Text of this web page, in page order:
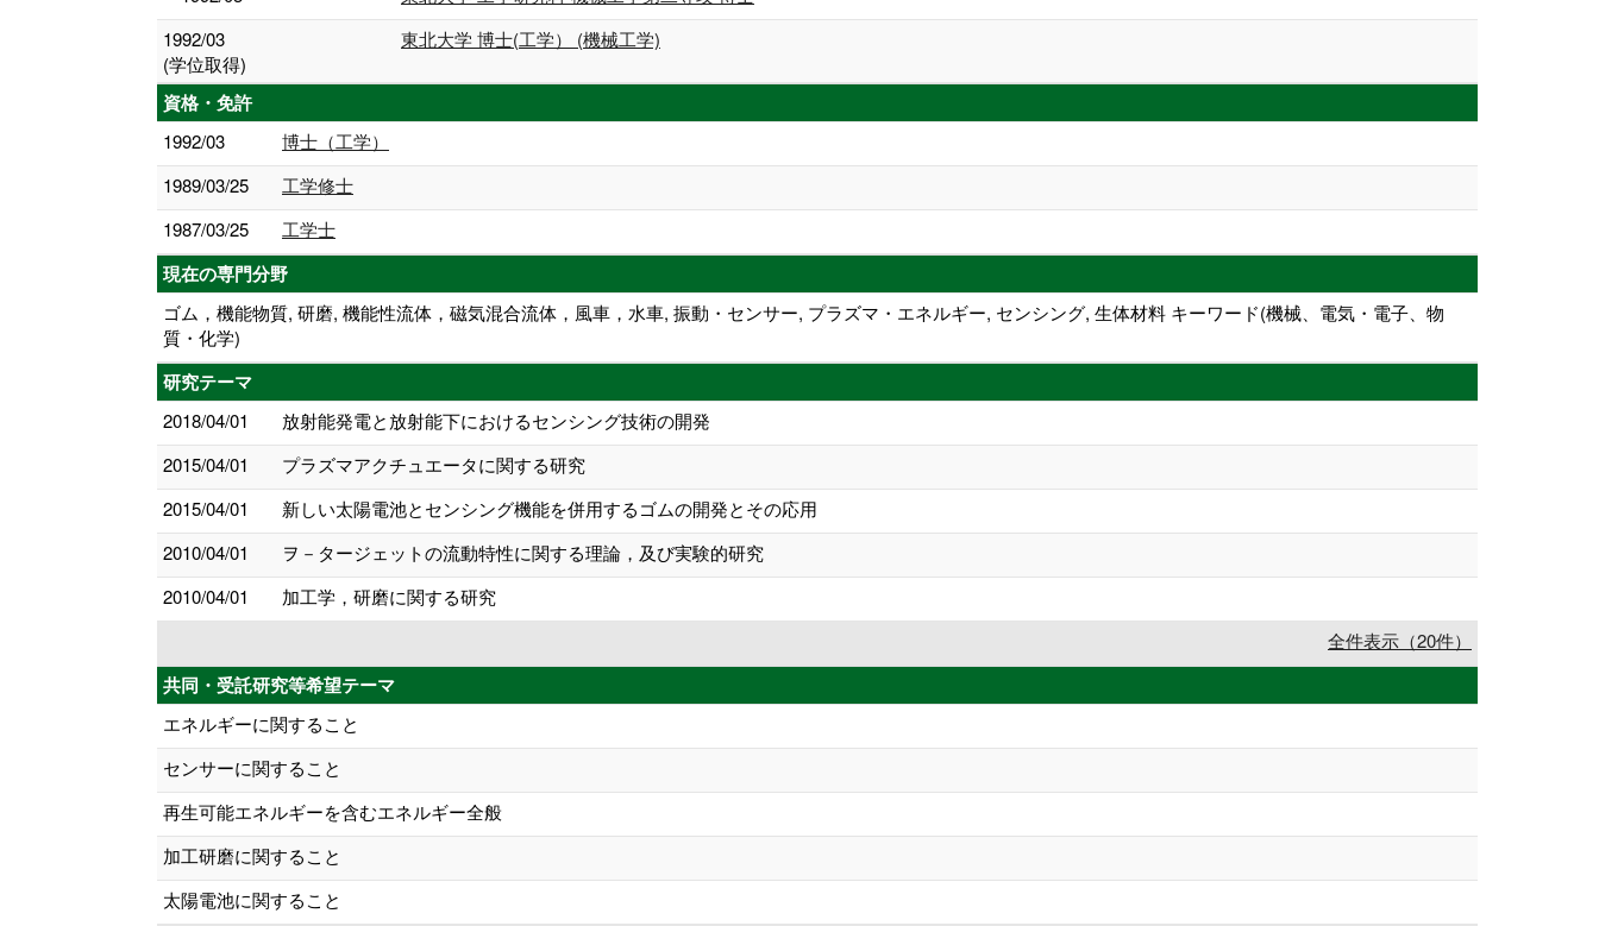
1992/03
(学位取得)
東北大学 博士(工学） (機械工学)
資格・免許
1992/03
博士（工学）
1989/03/25
工学修士
1987/03/25
工学士
現在の専門分野
ゴム，機能物質, 研磨, 機能性流体，磁気混合流体，風車，水車, 振動・センサー, プラズマ・エネルギー, センシング, 生体材料 キーワード(機械、電気・電子、物
質・化学)
研究テーマ
2018/04/01
放射能発電と放射能下におけるセンシング技術の開発
2015/04/01
プラズマアクチュエータに関する研究
2015/04/01
新しい太陽電池とセンシング機能を併用するゴムの開発とその応用
2010/04/01
ヲ－タージェットの流動特性に関する理論，及び実験的研究
2010/04/01
加工学，研磨に関する研究
全件表示（20件）
共同・受託研究等希望テーマ
エネルギーに関すること
センサーに関すること
再生可能エネルギーを含むエネルギー全般
加工研磨に関すること
太陽電池に関すること